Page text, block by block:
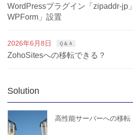
WordPressプラグイン「zipaddr-jp
WPForm」設置
2026年6月8日 Ｑ＆Ａ
ZohoSitesへの移転できる？
Solution
高性能サーバーへの移転